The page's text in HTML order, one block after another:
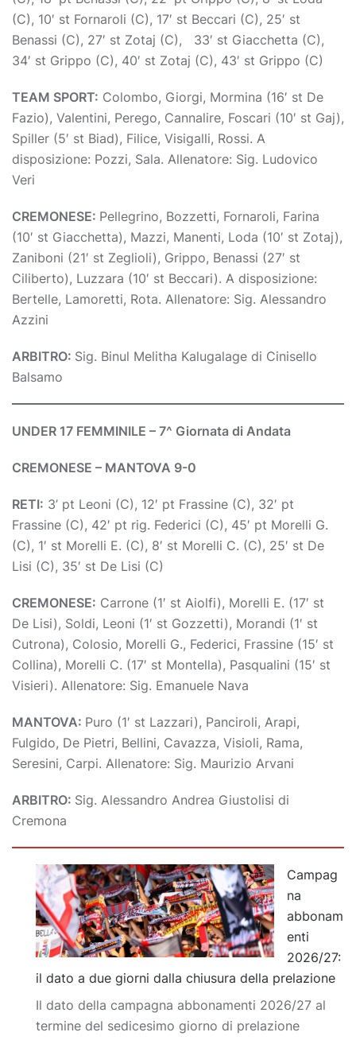
(C), 10′ st Fornaroli (C), 17′ st Beccari (C), 25′ st
Benassi (C), 27′ st Zotaj (C), 33′ st Giacchetta (C),
34′ st Grippo (C), 40′ st Zotaj (C), 43′ st Grippo (C)
TEAM SPORT: Colombo, Giorgi, Mormina (16′ st De
Fazio), Valentini, Perego, Cannalire, Foscari (10′ st Gaj),
Spiller (5′ st Biad), Filice, Visigalli, Rossi. A
disposizione: Pozzi, Sala. Allenatore: Sig. Ludovico
Veri
CREMONESE: Pellegrino, Bozzetti, Fornaroli, Farina
(10′ st Giacchetta), Mazzi, Manenti, Loda (10′ st Zotaj),
Zaniboni (21′ st Zeglioli), Grippo, Benassi (27′ st
Ciliberto), Luzzara (10′ st Beccari). A disposizione:
Bertelle, Lamoretti, Rota. Allenatore: Sig. Alessandro
Azzini
ARBITRO: Sig. Binul Melitha Kalugalage di Cinisello
Balsamo
UNDER 17 FEMMINILE – 7^ Giornata di Andata
CREMONESE – MANTOVA 9-0
RETI: 3’ pt Leoni (C), 12′ pt Frassine (C), 32′ pt
Frassine (C), 42′ pt rig. Federici (C), 45′ pt Morelli G.
(C), 1′ st Morelli E. (C), 8′ st Morelli C. (C), 25′ st De
Lisi (C), 35′ st De Lisi (C)
CREMONESE: Carrone (1′ st Aiolfi), Morelli E. (17′ st
De Lisi), Soldi, Leoni (1′ st Gozzetti), Morandi (1′ st
Cutrona), Colosio, Morelli G., Federici, Frassine (15′ st
Collina), Morelli C. (17′ st Montella), Pasqualini (15′ st
Visieri). Allenatore: Sig. Emanuele Nava
MANTOVA: Puro (1′ st Lazzari), Panciroli, Arapi,
Fulgido, De Pietri, Bellini, Cavazza, Visioli, Rama,
Seresini, Carpi. Allenatore: Sig. Maurizio Arvani
ARBITRO: Sig. Alessandro Andrea Giustolisi di
Cremona
Campag
na
abbonam
enti
2026/27:
il dato a due giorni dalla chiusura della prelazione
Il dato della campagna abbonamenti 2026/27 al
termine del sedicesimo giorno di prelazione